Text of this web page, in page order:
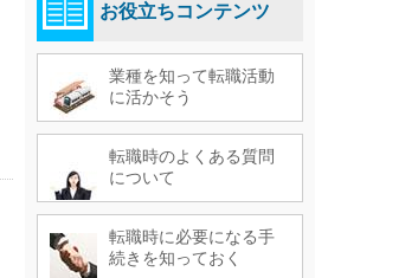
お役立ちコンテンツ
業種を知って転職活動
に活かそう
転職時のよくある質問
について
転職時に必要になる手
続きを知っておく